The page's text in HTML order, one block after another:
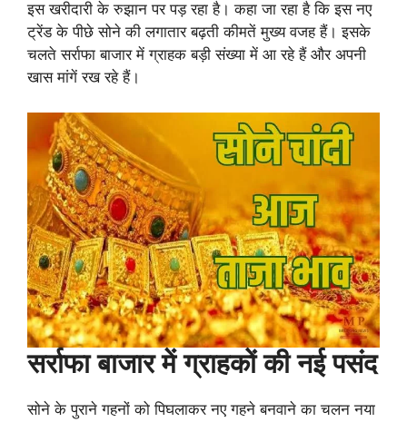
इस खरीदारी के रुझान पर पड़ रहा है। कहा जा रहा है कि इस नए
ट्रेंड के पीछे सोने की लगातार बढ़ती कीमतें मुख्य वजह हैं। इसके
चलते सर्राफा बाजार में ग्राहक बड़ी संख्या में आ रहे हैं और अपनी
खास मांगें रख रहे हैं।
सर्राफा बाजार में ग्राहकों की नई पसंद
सोने के पुराने गहनों को पिघलाकर नए गहने बनवाने का चलन नया